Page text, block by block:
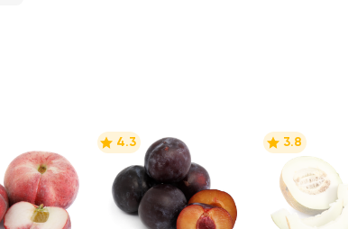
4.3 3.8